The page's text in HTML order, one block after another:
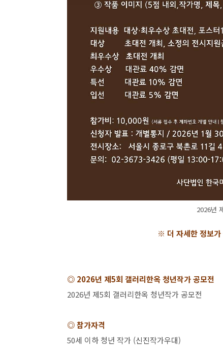
2026년
※ 더 자세한 정보가
◎ 2026년 제5회 갤러리한옥 청년작가 공모전
2026년 제5회 갤러리한옥 청년작가 공모전
◎ 참가자격
50세 이하 청년 작가 (신진작가우대)